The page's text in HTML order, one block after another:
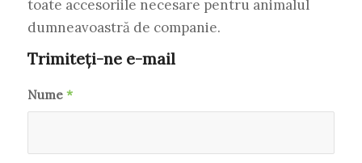
toate accesoriile necesare pentru animalul
dumneavoastră de companie.
Trimiteți-ne e-mail
Nume *